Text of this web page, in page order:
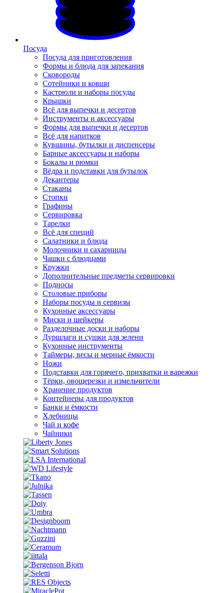
Посуда
Посуда для приготовления
Формы и блюда для запекания
Сковороды
Сотейники и ковши
Кастрюли и наборы посуды
Крышки
Всё для выпечки и десертов
Инструменты и аксессуары
Формы для выпечки и десертов
Всё для напитков
Кувшины, бутылки и диспенсеры
Барные аксессуары и наборы
Бокалы и рюмки
Вёдра и подставки для бутылок
Декантеры
Стаканы
Стопки
Графины
Сервировка
Тарелки
Всё для специй
Салатники и блюда
Молочники и сахарницы
Чашки с блюдцами
Кружки
Дополнительные предметы сервировки
Подносы
Столовые приборы
Наборы посуды и сервизы
Кухонные аксессуары
Миски и шейкеры
Разделочные доски и наборы
Дуршлаги и сушки для зелени
Кухонные инструменты
Таймеры, весы и мерные ёмкости
Ножи
Подставки для горячего, прихватки и варежки
Тёрки, овощерезки и измельчители
Хранение продуктов
Контейнеры для продуктов
Банки и ёмкости
Хлебницы
Чай и кофе
Чайники